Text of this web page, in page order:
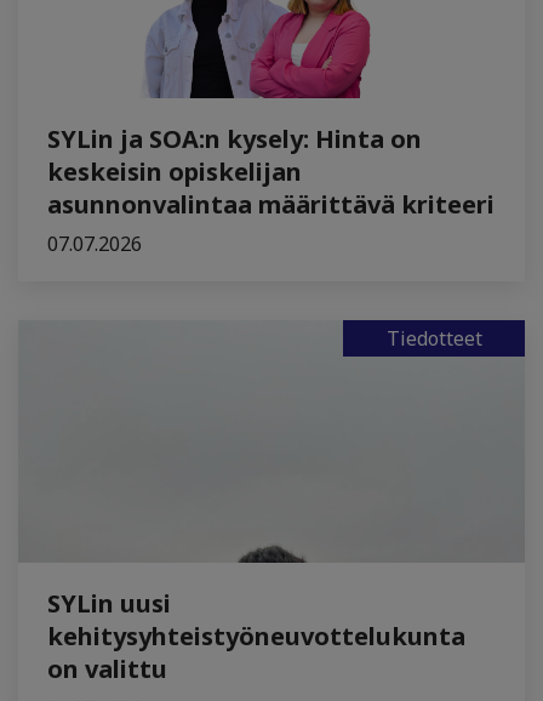
SYLin ja SOA:n kysely: Hinta on
keskeisin opiskelijan
asunnonvalintaa määrittävä kriteeri
07.07.2026
Tiedotteet
SYLin uusi
kehitysyhteistyöneuvottelukunta
on valittu